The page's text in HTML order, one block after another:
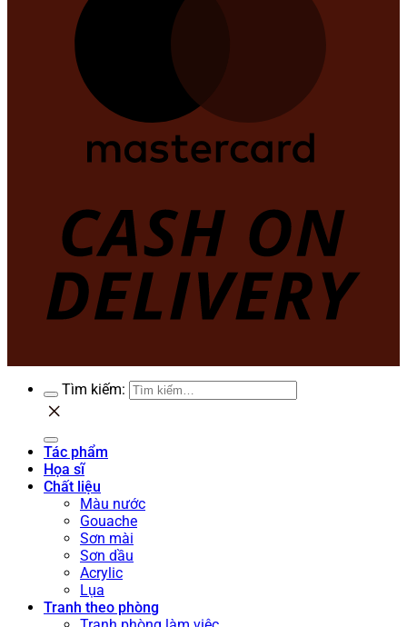
Tìm kiếm:
Tác phẩm
Họa sĩ
Chất liệu
Màu nước
Gouache
Sơn mài
Sơn dầu
Acrylic
Lụa
Tranh theo phòng